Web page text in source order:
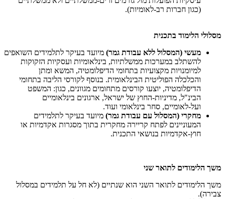
(כגון חברות רב-לאומיות).
​מסלולי הלימוד בתכנית
מעשי (המסלול ללא עבודת גמר) מיועד בעיקר לתלמידים השואפים
להשתלב במערכות ממשלתיות, בינלאומיות ועסקיות הזקוקות
למיומנויות מקצועיות בתחומי הדיפלומטיה, המשא ומתן
והכלכלה הפוליטית הבינלאומית. בנוסף לקורסי הליבה בתחומי
הדיפלומטיה, יוצעו קורסים מתחומים מגוונים, כגון: המשפט
הבינ"ל, מדיניות-החוץ של ישראל, ארגונים בינלאומיים
ועל-לאומיים, סחר בינלאומי ועוד.
מחקרי (המסלול עם עבודת גמר) מיועד בעיקר לתלמידים
המעוניינים לפתח קריירה מחקרית בתוך מסגרות אקדמיות או
חוץ-אקדמיות בנושאי התכנית.
משך הלימודים לתואר שני
משך הלימודים לתואר השני הוא שנתיים (לא חל על תלמידים במסלול
צבירה).